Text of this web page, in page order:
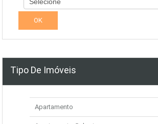
Tipo De Imóveis
Apartamento